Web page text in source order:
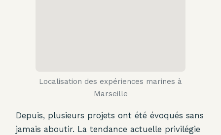
Localisation des expériences marines à
Marseille
Depuis, plusieurs projets ont été évoqués sans
jamais aboutir. La tendance actuelle privilégie